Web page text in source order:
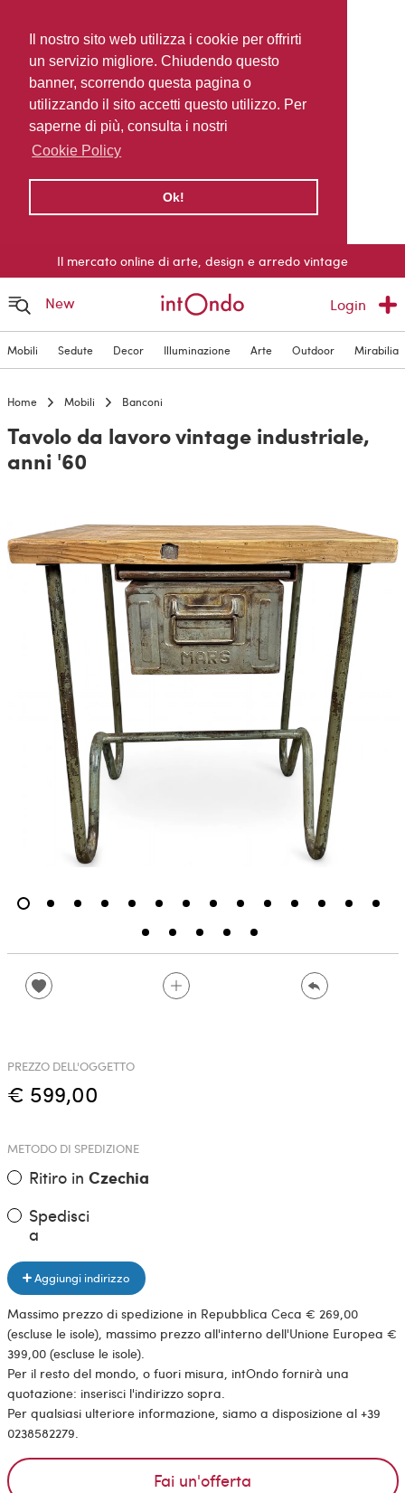
Il nostro sito web utilizza i cookie per offrirti
un servizio migliore. Chiudendo questo
banner, scorrendo questa pagina o
utilizzando il sito accetti questo utilizzo. Per
saperne di più, consulta i nostri
Cookie Policy
Ok!
Il mercato online di arte, design e arredo vintage
New Login
Mobili Sedute Decor Illuminazione Arte Outdoor Mirabilia
Home Mobili Banconi
Tavolo da lavoro vintage industriale,
anni '60
PREZZO DELL'OGGETTO
€ 599,00
METODO DI SPEDIZIONE
Ritiro in Czechia
Spedisci
a
Aggiungi indirizzo
Massimo prezzo di spedizione in Repubblica Ceca € 269,00
(escluse le isole), massimo prezzo all'interno dell'Unione Europea €
399,00 (escluse le isole).
Per il resto del mondo, o fuori misura, intOndo fornirà una
quotazione: inserisci l'indirizzo sopra.
Per qualsiasi ulteriore informazione, siamo a disposizione al +39
0238582279.
Fai un'offerta